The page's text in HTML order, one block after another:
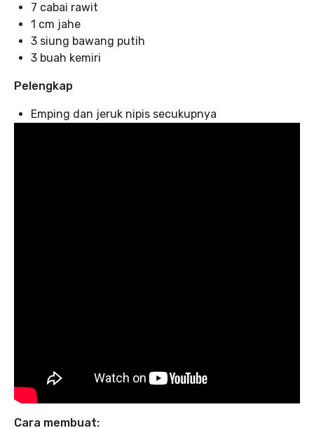
7 cabai rawit
1 cm jahe
3 siung bawang putih
3 buah kemiri
Pelengkap
Emping dan jeruk nipis secukupnya
Cara membuat: